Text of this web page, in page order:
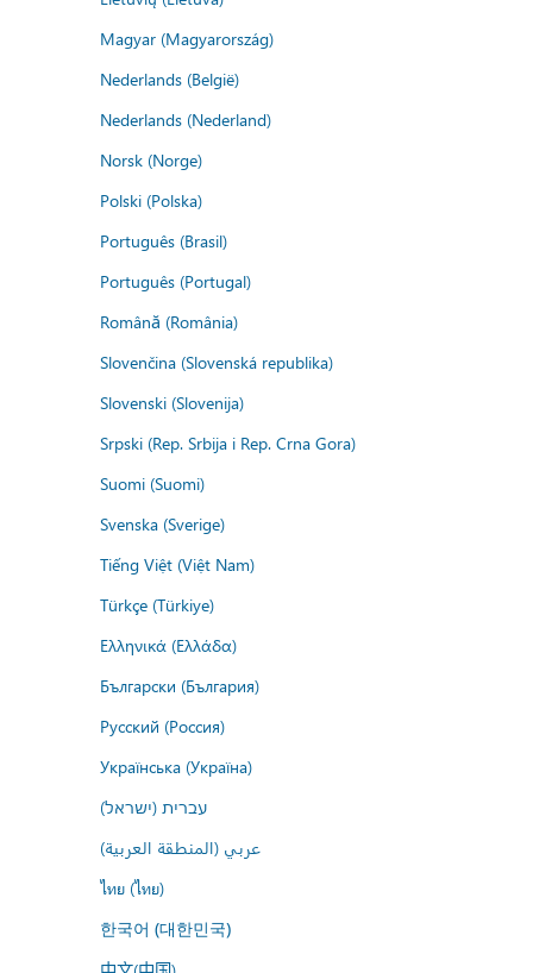
Magyar (Magyarország)
Nederlands (België)
Nederlands (Nederland)
Norsk (Norge)
Polski (Polska)
Português (Brasil)
Português (Portugal)
Română (România)
Slovenčina (Slovenská republika)
Slovenski (Slovenija)
Srpski (Rep. Srbija i Rep. Crna Gora)
Suomi (Suomi)
Svenska (Sverige)
Tiếng Việt (Việt Nam)
Türkçe (Türkiye)
Ελληνικά (Ελλάδα)
Български (България)
Русский (Россия)
Українська (Україна)
עברית (ישראל)
عربي (المنطقة العربية)
ไทย (ไทย)
한국어 (대한민국)